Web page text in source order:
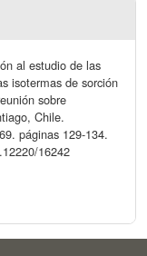
al estudio de las
isotermas de sorción
sobre
Chile.
páginas 129-134.
16242